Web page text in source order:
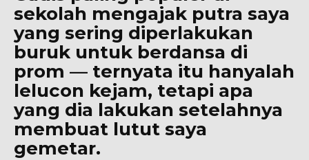
sekolah mengajak putra saya
yang sering diperlakukan
buruk untuk berdansa di
prom — ternyata itu hanyalah
lelucon kejam, tetapi apa
yang dia lakukan setelahnya
membuat lutut saya
gemetar.